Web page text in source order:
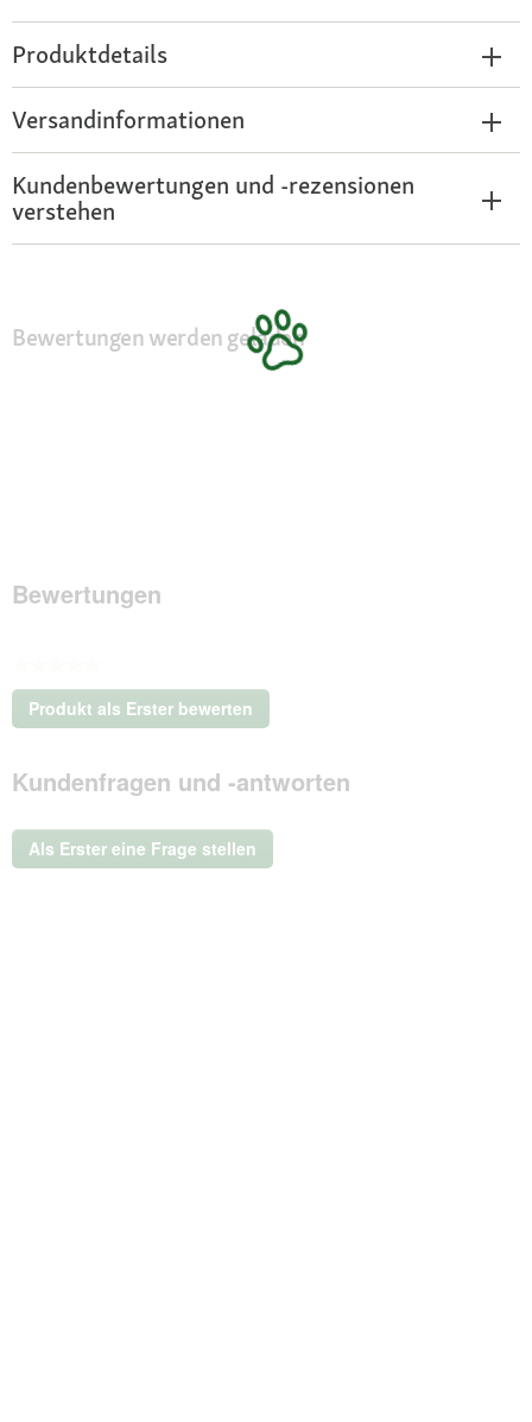
Produktdetails
Versandinformationen
Kundenbewertungen und -rezensionen
verstehen
Bewertungen werden geladen
Bewertungen
Kein
Beurteilungswert
Produkt als Erster bewerten
.
dieser
Aktion
ein
modales
Kundenfragen und -antworten
Als Erster eine Frage stellen